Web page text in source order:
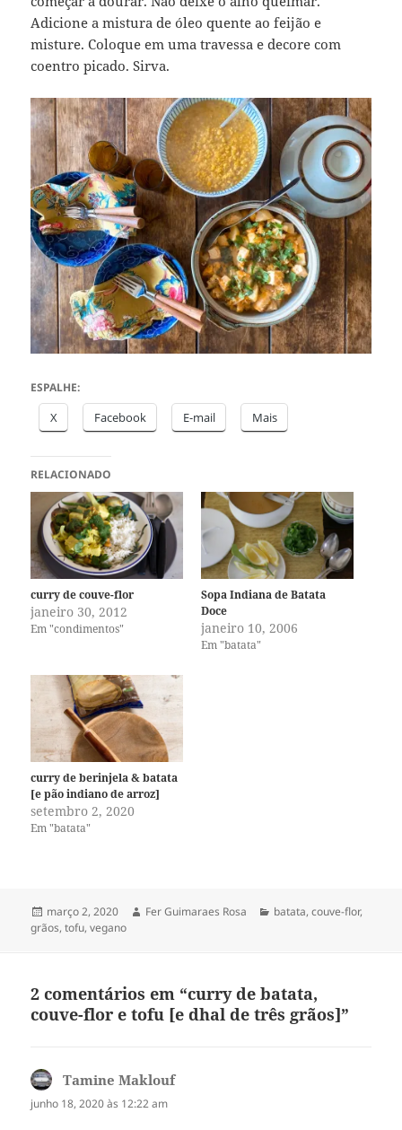
Adicione a mistura de óleo quente ao feijão e
misture. Coloque em uma travessa e decore com
coentro picado. Sirva.
ESPALHE:
X Facebook E-mail Mais
RELACIONADO
curry de couve-flor
janeiro 30, 2012
Em "condimentos"
Sopa Indiana de Batata
Doce
janeiro 10, 2006
Em "batata"
curry de berinjela & batata
[e pão indiano de arroz]
setembro 2, 2020
Em "batata"
Publicado
em
março 2, 2020 Autor
Fer Guimaraes Rosa Categorias
batata,couve-flor,
grãos,tofu,vegano
2 comentários em “curry de batata,
couve-flor e tofu [e dhal de três grãos]”
Tamine Makloufdisse:
junho 18, 2020 às 12:22 am